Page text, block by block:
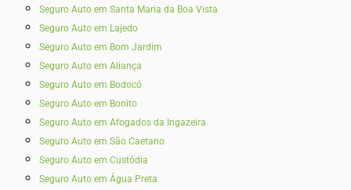
Seguro Auto em Santa Maria da Boa Vista
Seguro Auto em Lajedo
Seguro Auto em Bom Jardim
Seguro Auto em Aliança
Seguro Auto em Bodocó
Seguro Auto em Bonito
Seguro Auto em Afogados da Ingazeira
Seguro Auto em São Caetano
Seguro Auto em Custódia
Seguro Auto em Água Preta